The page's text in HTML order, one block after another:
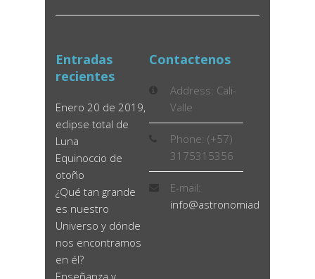
Entradas
recientes
Enero 20 de 2019,
eclipse total de
Luna
Equinoccio de
otoño
¿Qué tan grande
es nuestro
Universo y dónde
nos encontramos
en él?
Enseñanza y
Contactenos
Address: Cali-
Valle
Phone: (+57)
3175315356
E-mail: